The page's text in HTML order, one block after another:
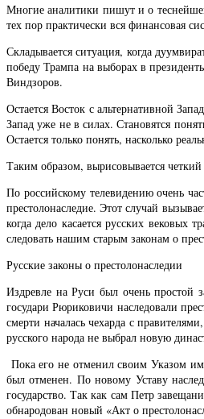
Многие аналитики пишут и о
тех пор практически вся финансовая
Складывается ситуация, когда
победу Трампа на выборах в
Виндзоров.
Остается Восток с альтернативной
Запад уже не в силах. Становятся
Остается только понять, насколько
Таким образом, вырисовывается
По российскому телевидению очень
престолонаследие. Этот случай
когда дело касается русских
следовать нашим старым законам о
Русские законы о престолонаследии
Издревле на Руси был очень простой
государи Рюриковичи наследовали
смерти началась чехарда с
русского народа не выбрал новую
Пока его не отменил своим Указом
был отменен. По новому Уставу
государство. Так как сам Петр
обнародован новый «Акт о